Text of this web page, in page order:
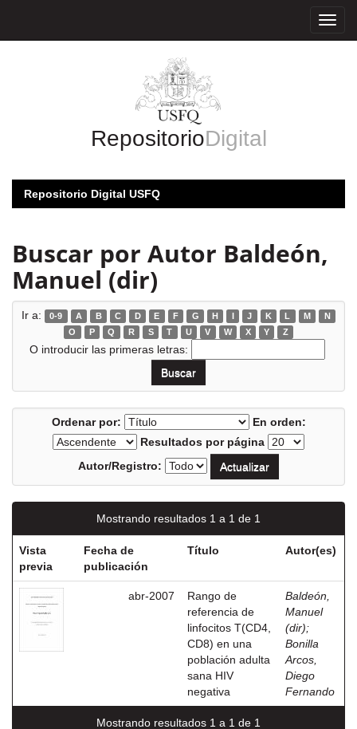
RepositorioDigital
Repositorio Digital USFQ
Buscar por Autor Baldeón,
Manuel (dir)
Ir a: 0-9 A B C D E F G H I J K L M
N
O
P Q R S T U V W X Y Z
O introducir las primeras letras:
Ordenar por:
En orden:
Resultados por página
Autor/Registro:
Mostrando resultados 1 a 1 de 1
Vista
previa
Fecha de
publicación
Título Autor(es)
abr-2007
Rango de
referencia de
linfocitos T(CD4,
CD8) en una
población adulta
sana HIV
negativa
Baldeón,
Manuel
(dir);
Bonilla
Arcos,
Diego
Fernando
Mostrando resultados 1 a 1 de 1